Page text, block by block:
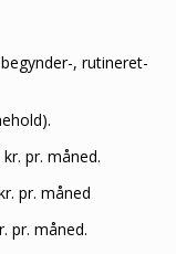
, rutineret-
pr. måned.
pr. måned
pr. måned.